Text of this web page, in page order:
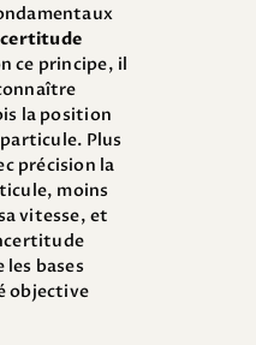
ce principe, il
la position
Plus
précision la
moins
vitesse, et
bases
objective